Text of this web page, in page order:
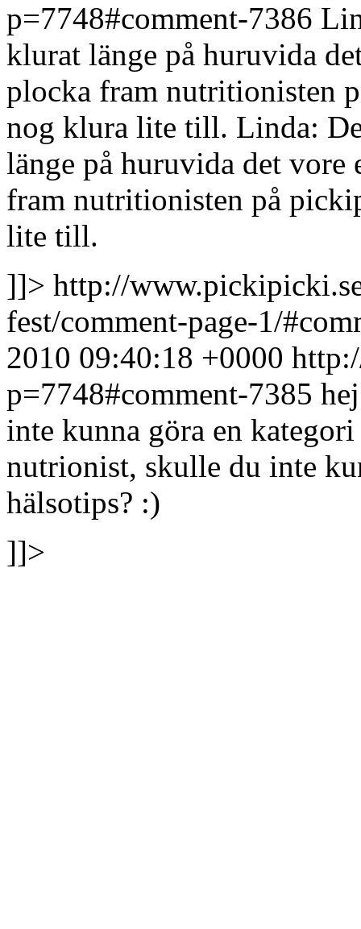
p=7748#comment-7386
klurat länge på huruvida
plocka fram nutritionisten
nog klura lite till. Linda:
länge på huruvida det vore
fram nutritionisten på
lite till.
]]> http://
fest/comment-page-1/
2010 09:40:18 +0000
p=7748#comment-7385
inte kunna göra en
nutrionist, skulle du inte
hälsotips? :)
]]>